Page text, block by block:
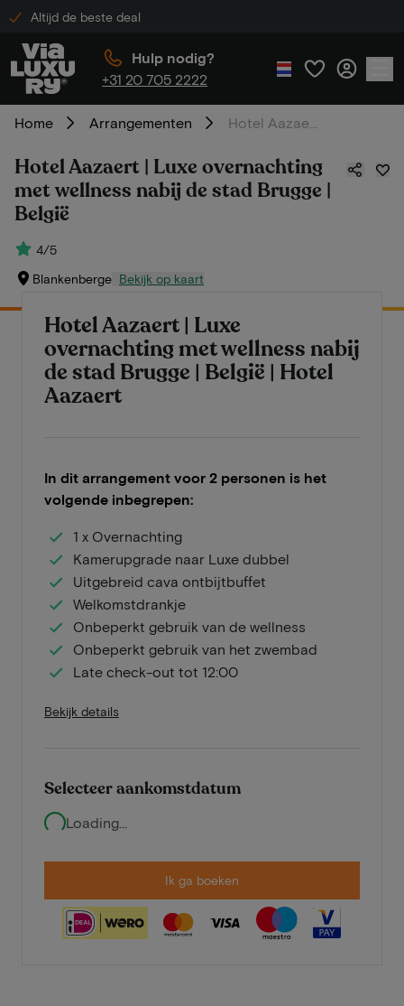
Altijd de beste deal
Hulp nodig?
+31 20 705 2222
Home Arrangementen
Hotel Aazaert | Luxe overnachting
met wellness nabij de stad Brugge |
België
4/5
Blankenberge Bekijk op kaart
Hotel Aazaert | Luxe
overnachting met wellness nabij
de stad Brugge | België | Hotel
Aazaert
In dit arrangement voor 2 personen is het
volgende inbegrepen:
1 x Overnachting
Kamerupgrade naar Luxe dubbel
Uitgebreid cava ontbijtbuffet
Welkomstdrankje
Onbeperkt gebruik van de wellness
Onbeperkt gebruik van het zwembad
Late check-out tot 12:00
Bekijk details
Selecteer aankomstdatum
Loading...
Ik ga boeken